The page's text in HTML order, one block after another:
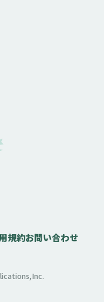
規約お問い合わせ